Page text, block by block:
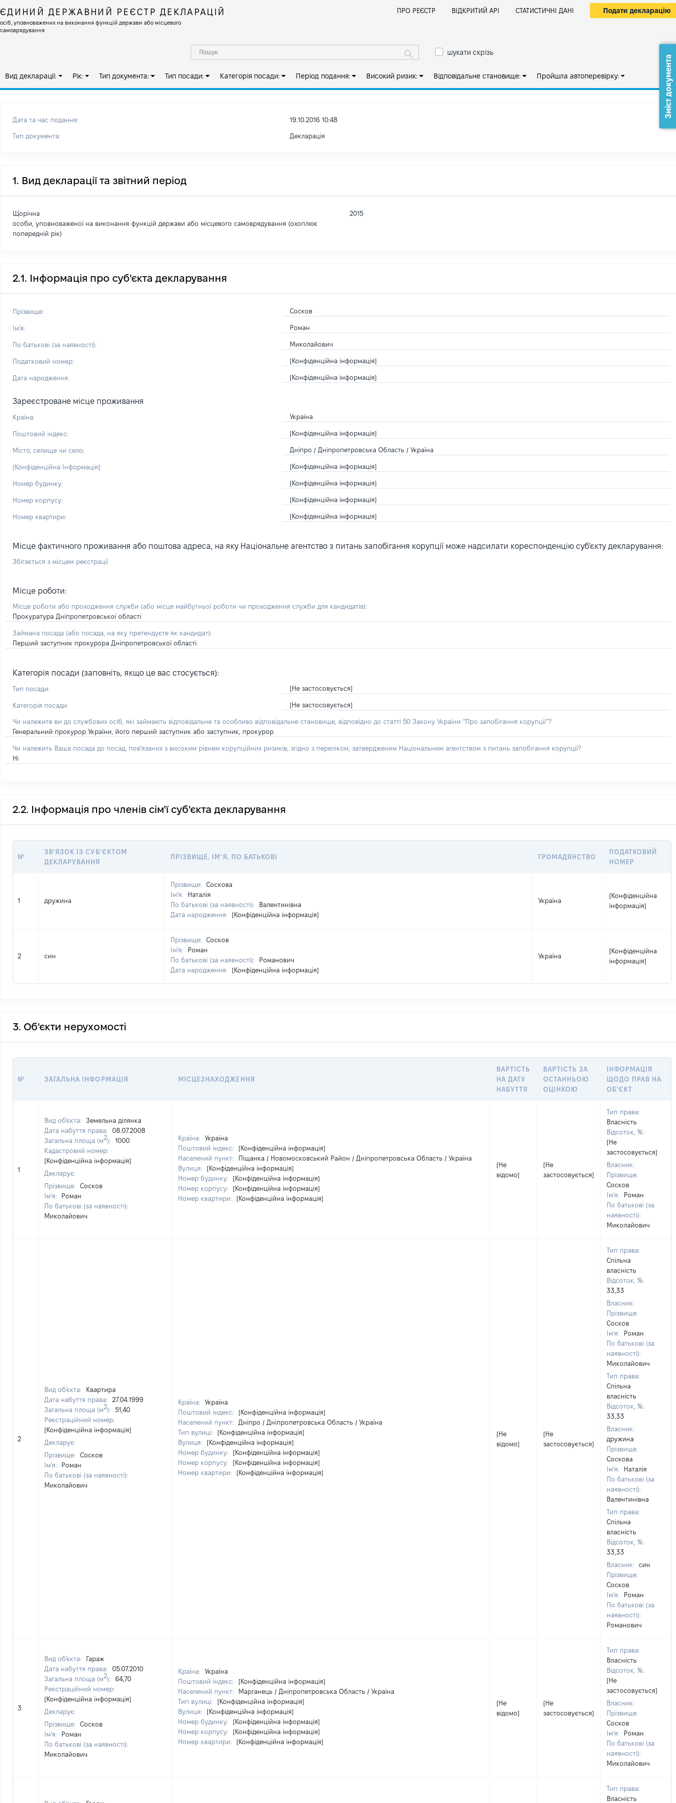
ЄДИНИЙ ДЕРЖАВНИЙ РЕЄСТР ДЕКЛАРАЦІЙ
осіб, уповноважених на виконання функцій держави або місцевого
самоврядування
ПРО РЕЄСТР ВІДКРИТИЙ АРІ СТАТИСТИЧНІ ДАНІ Подати декларацію
шукати скрізь
Вид декларації: Рік: Тип документа: Тип посади: Категорія посади: Період подання: Високий ризик: Відповідальне становище: Пройшла автоперевірку:
Дата та час подання: 19.10.2016 10:48
Тип документа: Декларація
1. Вид декларації та звітний період
Щорічна
особи, уповноваженої на виконання функцій держави або місцевого самоврядування (охоплює
попередній рік)
2015
2.1. Інформація про суб'єкта декларування
Прізвище: Сосков
Ім'я: Роман
По батькові (за наявності): Миколайович
Податковий номер: [Конфіденційна інформація]
Дата народження: [Конфіденційна інформація]
Зареєстроване місце проживання
Країна: Україна
Поштовий індекс: [Конфіденційна інформація]
Місто, селище чи село: Дніпро / Дніпропетровська Область / Україна
[Конфіденційна Інформація]: [Конфіденційна інформація]
Номер будинку: [Конфіденційна інформація]
Номер корпусу: [Конфіденційна інформація]
Номер квартири: [Конфіденційна інформація]
Місце фактичного проживання або поштова адреса, на яку Національне агентство з питань запобігання корупції може надсилати кореспонденцію суб'єкту декларування:
Збігається з місцем реєстрації
Місце роботи:
Місце роботи або проходження служби (або місце майбутньої роботи чи проходження служби для кандидатів):
Прокуратура Дніпропетровської області
Займана посада (або посада, на яку претендуєте як кандидат):
Перший заступник прокурора Дніпропетровської області
Категорія посади (заповніть, якщо це вас стосується):
Тип посади: [Не застосовується]
Категорія посади: [Не застосовується]
Чи належите ви до службових осіб, які займають відповідальне та особливо відповідальне становище, відповідно до статті 50 Закону України “Про запобігання корупції”?
Генеральний прокурор України, його перший заступник або заступник, прокурор
Чи належить Ваша посада до посад, пов'язаних з високим рівнем корупційних ризиків, згідно з переліком, затвердженим Національним агентством з питань запобігання корупції?
Ні
2.2. Інформація про членів сім'ї суб'єкта декларування
№
ЗВ'ЯЗОК ІЗ СУБ'ЄКТОМ
ДЕКЛАРУВАННЯ
ПРІЗВИЩЕ, ІМ'Я, ПО БАТЬКОВІ ГРОМАДЯНСТВО
ПОДАТКОВИЙ
НОМЕР
1 дружина
Прізвище:
Соскова
Ім'я:
Наталія
По батькові (за наявності):
Валентинівна
Дата народження:
[Конфіденційна інформація]
Україна
[Конфіденційна
інформація]
2 син
Прізвище:
Сосков
Ім'я:
Роман
По батькові (за наявності):
Романович
Дата народження:
[Конфіденційна інформація]
Україна
[Конфіденційна
інформація]
3. Об'єкти нерухомості
№ ЗАГАЛЬНА ІНФОРМАЦІЯ МІСЦЕЗНАХОДЖЕННЯ
ВАРТІСТЬ
НА ДАТУ
НАБУТТЯ
ВАРТІСТЬ ЗА
ОСТАННЬОЮ
ОЦІНКОЮ
ІНФОРМАЦІЯ
ЩОДО ПРАВ НА
ОБ'ЄКТ
1
Вид об'єкта:
Земельна ділянка
Дата набуття права:
08.07.2008
Загальна площа (м2):
1000
Кадастровий номер:
[Конфіденційна інформація]
Декларує:
Прізвище:
Сосков
Ім'я:
Роман
По батькові (за наявності):
Миколайович
Країна:
Україна
Поштовий індекс:
[Конфіденційна інформація]
Населений пункт:
Піщанка / Новомосковський Район / Дніпропетровська Область / Україна
Вулиця:
[Конфіденційна інформація]
Номер будинку:
[Конфіденційна інформація]
Номер корпусу:
[Конфіденційна інформація]
Номер квартири:
[Конфіденційна інформація]
[Не
відомо]
[Не
застосовується]
Тип права:
Власність
Відсоток, %:
[Не
застосовується]
Власник:
Прізвище:
Сосков
Ім'я:
Роман
По батькові (за
наявності):
Миколайович
2
Вид об'єкта:
Квартира
Дата набуття права:
27.04.1999
Загальна площа (м2):
51,40
Реєстраційний номер:
[Конфіденційна інформація]
Декларує:
Прізвище:
Сосков
Ім'я:
Роман
По батькові (за наявності):
Миколайович
Країна:
Україна
Поштовий індекс:
[Конфіденційна інформація]
Населений пункт:
Дніпро / Дніпропетровська Область / Україна
Тип вулиці:
[Конфіденційна інформація]
Вулиця:
[Конфіденційна інформація]
Номер будинку:
[Конфіденційна інформація]
Номер корпусу:
[Конфіденційна інформація]
Номер квартири:
[Конфіденційна інформація]
[Не
відомо]
[Не
застосовується]
Тип права:
Спільна
власність
Відсоток, %:
33,33
Власник:
Прізвище:
Сосков
Ім'я:
Роман
По батькові (за
наявності):
Миколайович
Тип права:
Спільна
власність
Відсоток, %:
33,33
Власник:
дружина
Прізвище:
Соскова
Ім'я:
Наталія
По батькові (за
наявності):
Валентинівна
Тип права:
Спільна
власність
Відсоток, %:
33,33
Власник:
син
Прізвище:
Сосков
Ім'я:
Роман
По батькові (за
наявності):
Романович
3
Вид об'єкта:
Гараж
Дата набуття права:
05.07.2010
Загальна площа (м2):
64,70
Реєстраційний номер:
[Конфіденційна інформація]
Декларує:
Прізвище:
Сосков
Ім'я:
Роман
По батькові (за наявності):
Миколайович
Країна:
Україна
Поштовий індекс:
[Конфіденційна інформація]
Населений пункт:
Марганець / Дніпропетровська Область / Україна
Тип вулиці:
[Конфіденційна інформація]
Вулиця:
[Конфіденційна інформація]
Номер будинку:
[Конфіденційна інформація]
Номер корпусу:
[Конфіденційна інформація]
Номер квартири:
[Конфіденційна інформація]
[Не
відомо]
[Не
застосовується]
Тип права:
Власність
Відсоток, %:
[Не
застосовується]
Власник:
Прізвище:
Сосков
Ім'я:
Роман
По батькові (за
наявності):
Миколайович
Тип права:
Власність
Зміст документа